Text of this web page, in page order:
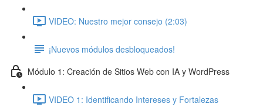
VIDEO: Nuestro mejor consejo (2:03)
¡Nuevos módulos desbloqueados!
Módulo 1: Creación de Sitios Web con IA y WordPress
VIDEO 1: Identificando Intereses y Fortalezas